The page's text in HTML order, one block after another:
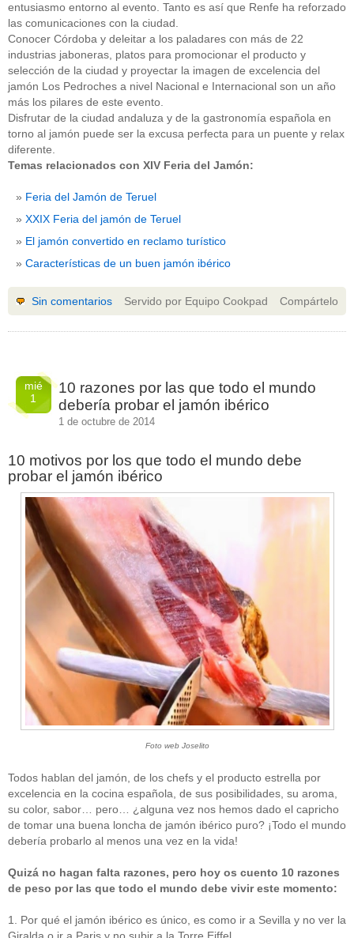
entusiasmo entorno al evento. Tanto es así que Renfe ha reforzado
las comunicaciones con la ciudad.
Conocer Córdoba y deleitar a los paladares con más de 22
industrias jaboneras, platos para promocionar el producto y
selección de la ciudad y proyectar la imagen de excelencia del
jamón Los Pedroches a nivel Nacional e Internacional son un año
más los pilares de este evento.
Disfrutar de la ciudad andaluza y de la gastronomía española en
torno al jamón puede ser la excusa perfecta para un puente y relax
diferente.
Temas relacionados con XIV Feria del Jamón:
Feria del Jamón de Teruel
XXIX Feria del jamón de Teruel
El jamón convertido en reclamo turístico
Características de un buen jamón ibérico
Servido por Equipo Cookpad
Sin comentarios Compártelo
mié
1
10 razones por las que todo el mundo
debería probar el jamón ibérico
1 de octubre de 2014
10 motivos por los que todo el mundo debe
probar el jamón ibérico
Foto web Joselito
Todos hablan del jamón, de los chefs y el producto estrella por
excelencia en la cocina española, de sus posibilidades, su aroma,
su color, sabor… pero… ¿alguna vez nos hemos dado el capricho
de tomar una buena loncha de jamón ibérico puro? ¡Todo el mundo
debería probarlo al menos una vez en la vida!
Quizá no hagan falta razones, pero hoy os cuento 10 razones
de peso por las que todo el mundo debe vivir este momento:
1. Por qué el jamón ibérico es único, es como ir a Sevilla y no ver la